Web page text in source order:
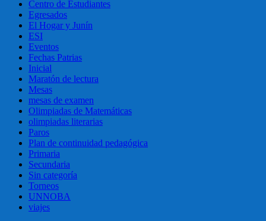
Centro de Estudiantes
Egresados
El Hogar y Junín
ESI
Eventos
Fechas Patrias
Inicial
Maratón de lectura
Mesas
mesas de examen
Olimpiadas de Matemáticas
olimpiadas literarias
Paros
Plan de continuidad pedagógica
Primaria
Secundaria
Sin categoría
Torneos
UNNOBA
viajes